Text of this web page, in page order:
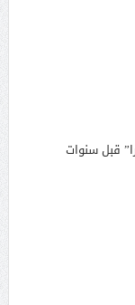
قبل سنوات